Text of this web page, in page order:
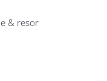
& resor